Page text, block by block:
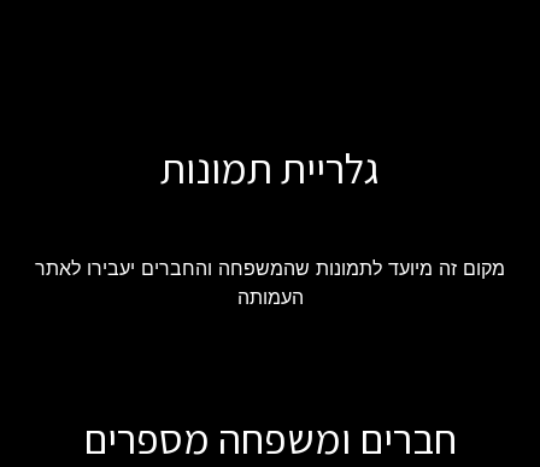
גלריית תמונות
מקום זה מיועד לתמונות שהמשפחה והחברים יעבירו לאתר
העמותה
חברים ומשפחה מספרים